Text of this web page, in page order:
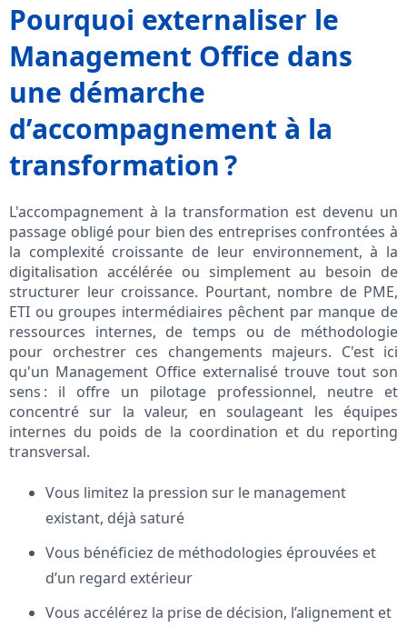
Pourquoi externaliser le
Management Office dans
une démarche
d’accompagnement à la
transformation ?
L'accompagnement à la transformation est devenu un
passage obligé pour bien des entreprises confrontées à
la complexité croissante de leur environnement, à la
digitalisation accélérée ou simplement au besoin de
structurer leur croissance. Pourtant, nombre de PME,
ETI ou groupes intermédiaires pêchent par manque de
ressources internes, de temps ou de méthodologie
pour orchestrer ces changements majeurs. C'est ici
qu'un Management Office externalisé trouve tout son
sens : il offre un pilotage professionnel, neutre et
concentré sur la valeur, en soulageant les équipes
internes du poids de la coordination et du reporting
transversal.
Vous limitez la pression sur le management
existant, déjà saturé
Vous bénéficiez de méthodologies éprouvées et
d’un regard extérieur
Vous accélérez la prise de décision, l’alignement et